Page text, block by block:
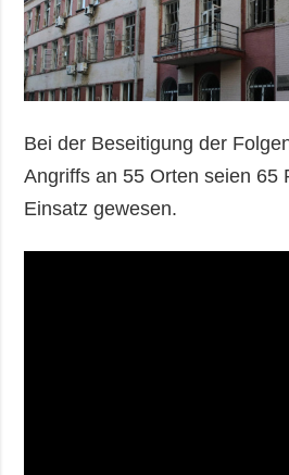
Bei der Beseitigung der
Angriffs an 55 Orten seien 65
Einsatz gewesen.